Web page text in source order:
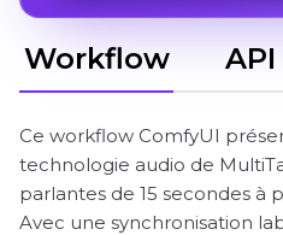
Workflow API
Ce workflow ComfyUI
technologie audio de
parlantes de 15 secondes à
Avec une synchronisation